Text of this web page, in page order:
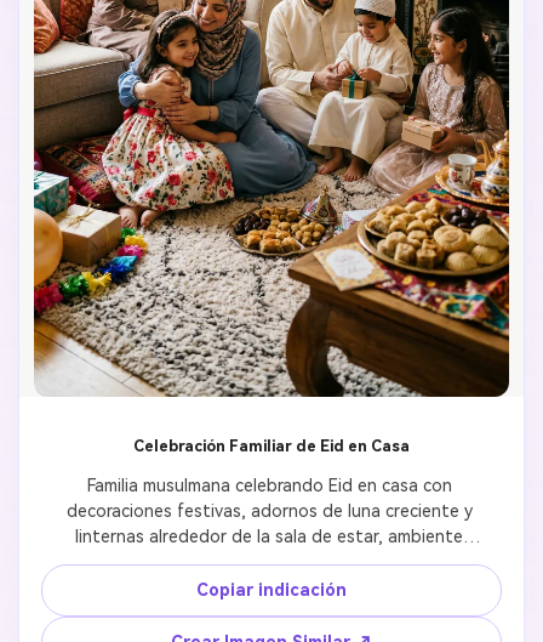
Celebración Familiar de Eid en Casa
Familia musulmana celebrando Eid en casa con
decoraciones festivas, adornos de luna creciente y
linternas alrededor de la sala de estar, ambiente
cálido y acogedor, fotografía de estilo de vida
natural
Copiar indicación